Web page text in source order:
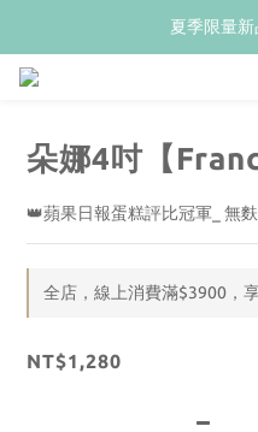
𝙒𝙚𝙡𝙘𝙤𝙢𝙚💝 新加
夏季限量
朵娜4吋【
👑蘋果日報蛋糕評比冠軍_ 無
全店，線上消費滿$3900，
NT$1,280